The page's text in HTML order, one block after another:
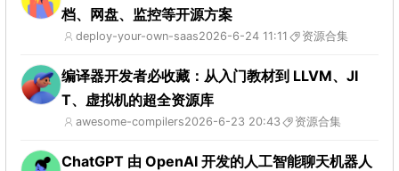
档、网盘、监控等开源方案
deploy-your-own-saas2026-6-24 11:11 资源合集
编译器开发者必收藏：从入门教材到 LLVM、JI
T、虚拟机的超全资源库
awesome-compilers2026-6-23 20:43 资源合集
ChatGPT 由 OpenAI 开发的人工智能聊天机器人